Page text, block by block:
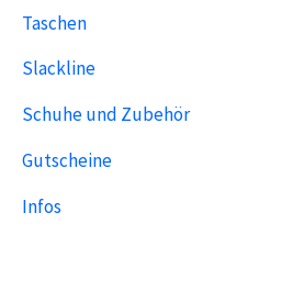
Taschen
Slackline
Schuhe und Zubehör
Gutscheine
Infos